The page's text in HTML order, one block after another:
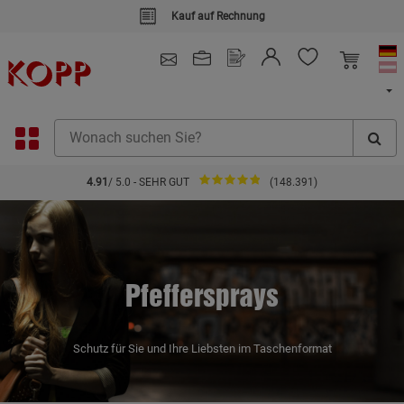
Kauf auf Rechnung
4.91 / 5.0 - SEHR GUT (148.391)
Pfeffersprays
Schutz für Sie und Ihre Liebsten im Taschenformat